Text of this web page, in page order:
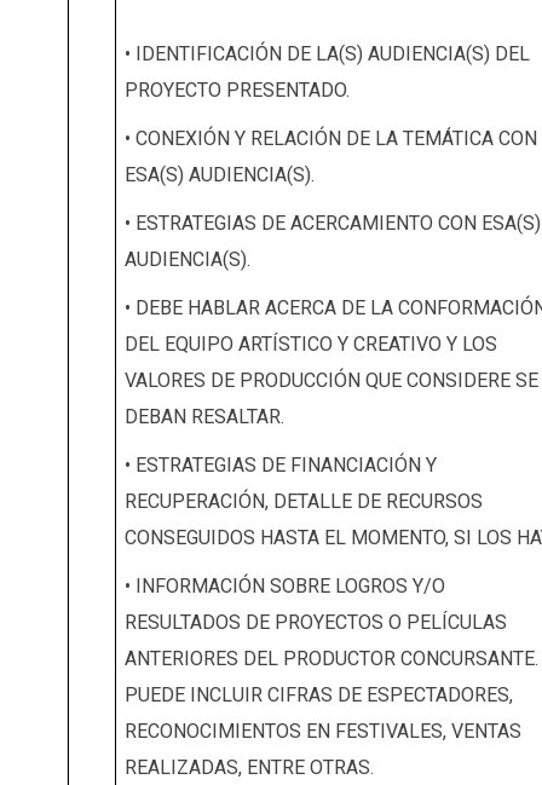
• IDENTIFICACIÓN DE LA(S) AUDIENCIA(S) DEL
PROYECTO PRESENTADO.
• CONEXIÓN Y RELACIÓN DE LA TEMÁTICA CON
ESA(S) AUDIENCIA(S).
• ESTRATEGIAS DE ACERCAMIENTO CON ESA(S)
AUDIENCIA(S).
• DEBE HABLAR ACERCA DE LA
DEL EQUIPO ARTÍSTICO Y CREATIVO Y LOS
VALORES DE PRODUCCIÓN QUE CONSIDERE SE
DEBAN RESALTAR.
• ESTRATEGIAS DE FINANCIACIÓN Y
RECUPERACIÓN, DETALLE DE RECURSOS
CONSEGUIDOS HASTA EL MOMENTO, SI LOS
• INFORMACIÓN SOBRE LOGROS Y/O
RESULTADOS DE PROYECTOS O PELÍCULAS
ANTERIORES DEL PRODUCTOR CONCURSANTE.
PUEDE INCLUIR CIFRAS DE ESPECTADORES,
RECONOCIMIENTOS EN FESTIVALES, VENTAS
REALIZADAS, ENTRE OTRAS.